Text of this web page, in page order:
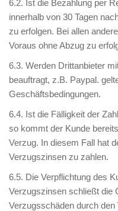
6.2. Ist die Bezahlung per
innerhalb von 30 Tagen
zu erfolgen. Bei allen
Voraus ohne Abzug zu
6.3. Werden Drittanbieter
beauftragt, z.B. Paypal.
Geschäftsbedingungen.
6.4. Ist die Fälligkeit der
so kommt der Kunde
Verzug. In diesem Fall hat
Verzugszinsen zu zahlen.
6.5. Die Verpflichtung des
Verzugszinsen schließt die
Verzugsschäden durch den